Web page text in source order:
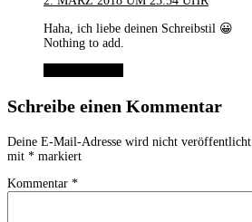
Haha, ich liebe deinen Schreibstil 😀
Nothing to add.
Schreibe einen Kommentar
Deine E-Mail-Adresse wird nicht veröffentlicht.
mit * markiert
Kommentar *